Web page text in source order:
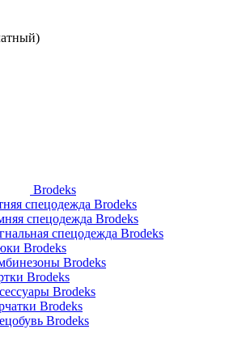
Brodeks
спецодежда Brodeks
спецодежда Brodeks
спецодежда Brodeks
Brodeks
Brodeks
Brodeks
Brodeks
Brodeks
Brodeks